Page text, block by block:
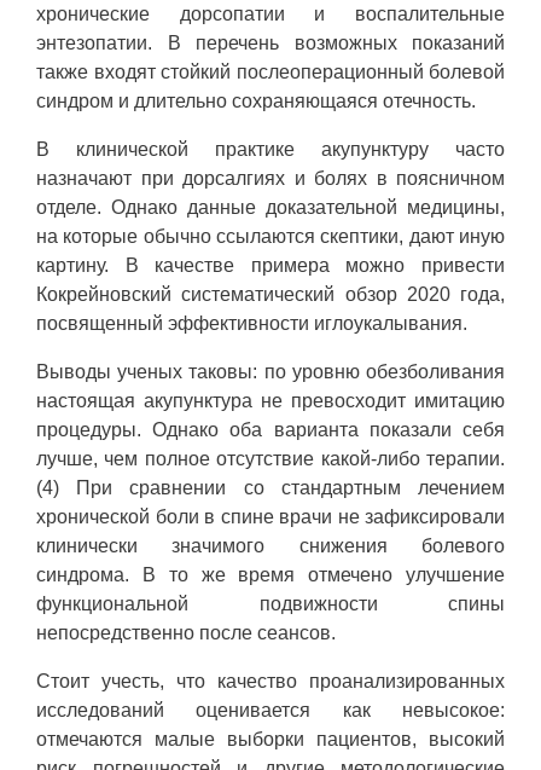
хронические дорсопатии и воспалительные
энтезопатии. В перечень возможных показаний
также входят стойкий послеоперационный болевой
синдром и длительно сохраняющаяся отечность.
В клинической практике акупунктуру часто
назначают при дорсалгиях и болях в поясничном
отделе. Однако данные доказательной медицины,
на которые обычно ссылаются скептики, дают иную
картину. В качестве примера можно привести
Кокрейновский систематический обзор 2020 года,
посвященный эффективности иглоукалывания.
Выводы ученых таковы: по уровню обезболивания
настоящая акупунктура не превосходит имитацию
процедуры. Однако оба варианта показали себя
лучше, чем полное отсутствие какой-либо терапии.
(4) При сравнении со стандартным лечением
хронической боли в спине врачи не зафиксировали
клинически значимого снижения болевого
синдрома. В то же время отмечено улучшение
функциональной подвижности спины
непосредственно после сеансов.
Стоит учесть, что качество проанализированных
исследований оценивается как невысокое:
отмечаются малые выборки пациентов, высокий